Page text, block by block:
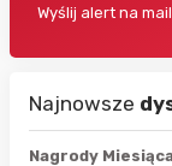
Wyślij alert na
Najnowsze
Nagrody